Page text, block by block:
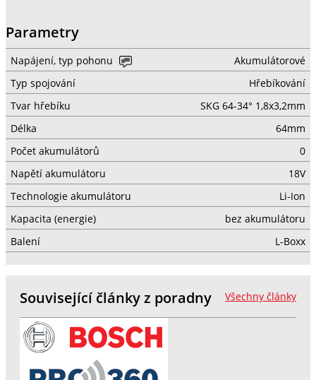
Parametry
Napájení, typ pohonu
Akumulátorové
Typ spojování
Hřebíkování
Tvar hřebíku
SKG 64-34° 1,8x3,2mm
Délka
64mm
Počet akumulátorů
0
Napětí akumulátoru
18V
Technologie akumulátoru
Li-Ion
Kapacita (energie)
bez akumulátoru
Balení
L-Boxx
Všechny články
Související články z poradny